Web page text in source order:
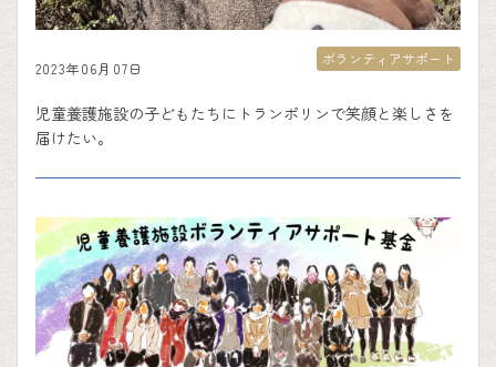
2023年06月07日
児童養護施設の子どもたちにトランポリンで笑顔と楽しさを
届けたい。
ボランティアサポート